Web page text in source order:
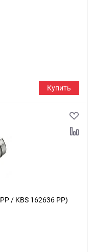
Купить
/ KBS 162636 PP)